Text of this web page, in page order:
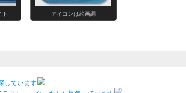
アイコンは絵画調
しています